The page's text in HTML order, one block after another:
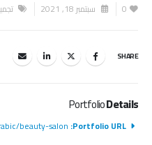
0 سبتمبر 18, 2021
SHARE
PortfolioDetails
Portfolio URL:
beauty-salon/